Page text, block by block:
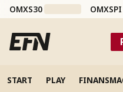
OMXS30 OMXSPI
START PLAY